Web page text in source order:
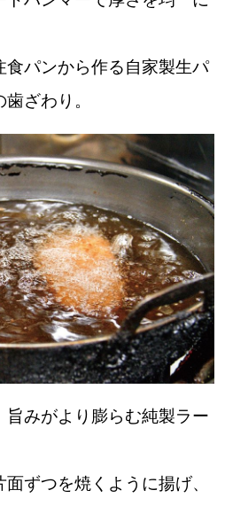
パンから作る自家製生パ
ざわり。
みがより膨らむ純製ラー
ずつを焼くように揚げ、